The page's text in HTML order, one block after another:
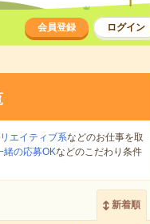
会員登録 ログイン
エイティブ系などのお仕事を取
緒の応募OKなどのこだわり条件
新着順